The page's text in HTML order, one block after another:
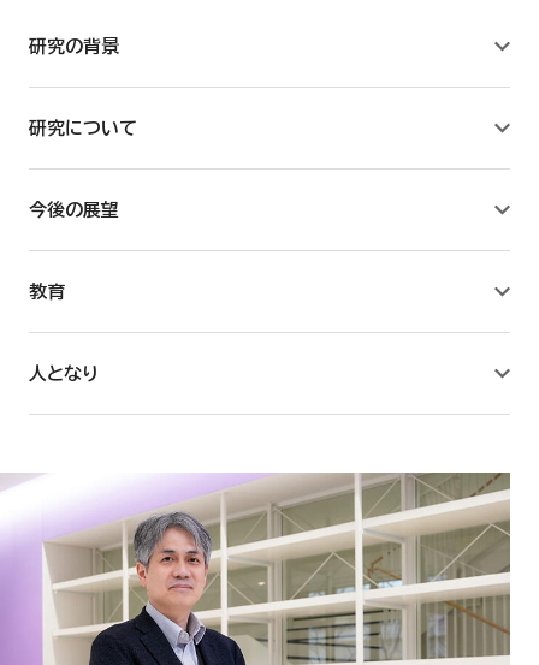
研究の背景
研究について
今後の展望
教育
人となり
教職センター
臨床薬学センター
看護学研究所
教養教育リサーチセンター